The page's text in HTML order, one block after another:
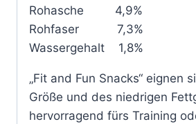
Rohasche 4,9%
Rohfaser 7,3%
Wassergehalt 1,8%
„Fit and Fun Snacks“ eignen
Größe und des niedrigen
hervorragend fürs Training